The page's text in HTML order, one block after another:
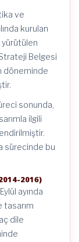
ve
kurulan
yürütülen
Belgesi
döneminde
sonunda,
ilgili
sürecinde bu
2016)
ayında
tasarım
dile